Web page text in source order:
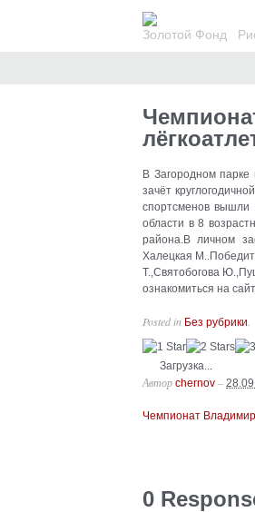
Золотой Фонд
В Загородном
зачёт
спортсменов вышли
области в 8
района.В личном
Халецкая
Т.,Святобогова
ознакомиться на
Posted in Без рубрики
Загрузка...
Автор chernov –
Чемпионат
0